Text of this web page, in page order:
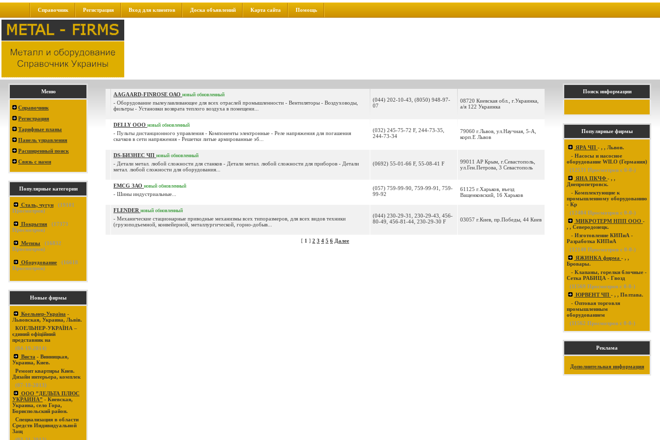
Справочник Регистрация Вход для клиентов Доска объявлений Карта сайта Помощь
Меню
Справочник
Регистрация
Тарифные планы
Панель управления
Расширенный поиск
Связь с нами
Популярные категории
Сталь, чугун (19101
Просмотров)
Покрытия (17373
Просмотров)
Метизы (16832
Просмотров)
Оборудование (16618
Просмотров)
Новые фирмы
Коельнер-Україна -
Львовская, Украина, Львів.
КОЕЛЬНЕР-УКРАЇНА –
єдиний офіційний
представник на
(04-19-2014)
Виста - Винницкая,
Украина, Киев.
Ремонт квартиры Киев.
Дизайн интерьера, комплек
(07-18-2013)
ООО ”ДЕЛЬТА ПЛЮС
УКРАИНА” - Киевская,
Украина, село Гора,
Бориспольский район.
Специализация в области
Средств Индивидуальной
Защ
AAGAARD-FINROSE ОАО новый обновленный
- Оборудование пылеулавливающее для всех отраслей промышленности - Вентиляторы - Воздуховоды,
фильтры - Установки возврата теплого воздуха в помещени...
(044) 202-10-43, (8050) 948-97-
07
08720 Киевская обл., г.Украинка,
а/я 122 Украинка
DELLY ООО новый обновленный
- Пульты дистанционного управления - Компоненты электронные - Реле напряжения для погашения
скачков в сети напряжения - Решетки литые армированные эб...
(032) 245-75-72 F, 244-73-35,
244-73-34
79060 г.Львов, ул.Научная, 5-А,
корп.Е Львов
DS-БИЗНЕС ЧП новый обновленный
- Детали метал. любой сложности для станков - Детали метал. любой сложности для приборов - Детали
метал. любой сложности для оборудования...
(0692) 55-01-66 F, 55-08-41 F
99011 АР Крым, г.Севастополь,
ул.Ген.Петрова, 3 Севастополь
EMCG ЗАО новый обновленный
- Шины индустриальные...
(057) 759-99-90, 759-99-91, 759-
99-92
61125 г.Харьков, въезд
Ващенковский, 16 Харьков
FLENDER новый обновленный
- Механические стационарные приводные механизмы всех типоразмеров, для всех видов техники
(грузоподъемной, конвейерной, металлургической, горно-добыв...
(044) 230-29-31, 230-29-43, 456-
80-49, 456-81-44, 230-29-30 F
03057 г.Киев, пр.Победы, 44 Киев
[ 1 ] 2 3 4 5 6 Далее
Поиск информации
Популярные фирмы
ЯРА ЧП - , , Львов.
- Насосы и насосное
оборудование WILO (Германия)
(12531 Просмотров с 0-0-)
ЯНА ПКЧФ - , ,
Днепропетровск.
- Комплектующие к
промышленному оборудованию
- Кр
(12484 Просмотров с 0-0-)
МИКРОТЕРМ НПП ООО -
, , Северодонецк.
- Изготовление КИПиА -
Разработка КИПиА
(12140 Просмотров с 0-0-)
ЯЖИНКА фирма - , ,
Бровары.
- Клапаны, горелки блочные -
Сетка РАБИЦА - Гвозд
(11569 Просмотров с 0-0-)
ЮРВЕНТ ЧП - , , Полтава.
- Оптовая торговля
промышленным
оборудованием
(11562 Просмотров с 0-0-)
Реклама
Дополнительная информация